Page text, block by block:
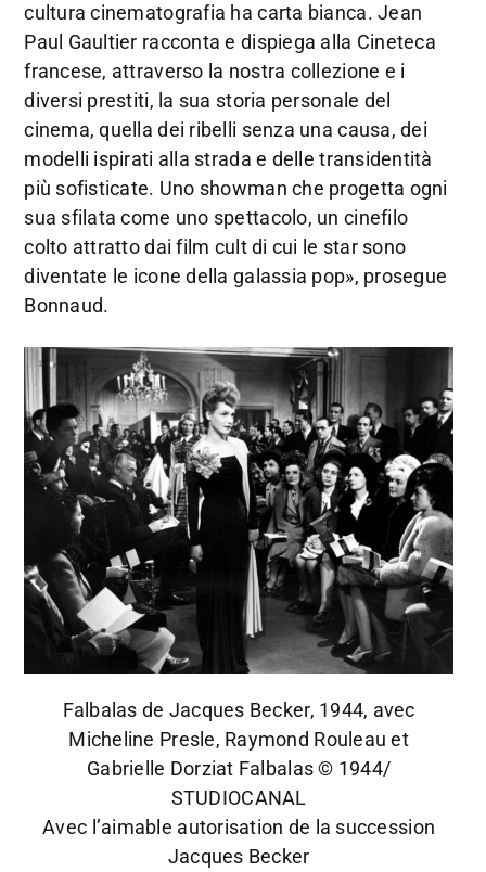
cultura cinematografia ha carta bianca. Jean
Paul Gaultier racconta e dispiega alla Cineteca
francese, attraverso la nostra collezione e i
diversi prestiti, la sua storia personale del
cinema, quella dei ribelli senza una causa, dei
modelli ispirati alla strada e delle transidentità
più sofisticate. Uno showman che progetta ogni
sua sfilata come uno spettacolo, un cinefilo
colto attratto dai film cult di cui le star sono
diventate le icone della galassia pop», prosegue
Bonnaud.
Falbalas de Jacques Becker, 1944, avec
Micheline Presle, Raymond Rouleau et
Gabrielle Dorziat Falbalas © 1944/
STUDIOCANAL
Avec l’aimable autorisation de la succession
Jacques Becker